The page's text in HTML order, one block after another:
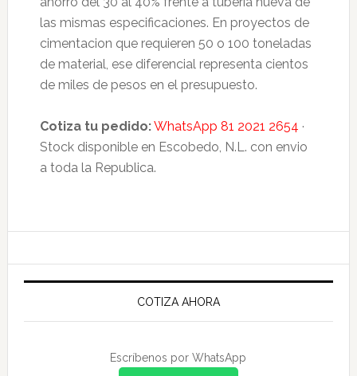
las mismas especificaciones. En proyectos de
cimentacion que requieren 50 o 100 toneladas
de material, ese diferencial representa cientos
de miles de pesos en el presupuesto.
Cotiza tu pedido:WhatsApp 81 2021 2654 ·
Stock disponible en Escobedo, N.L. con envio
a toda la Republica.
Sidebar
COTIZA AHORA
Escríbenos por WhatsApp